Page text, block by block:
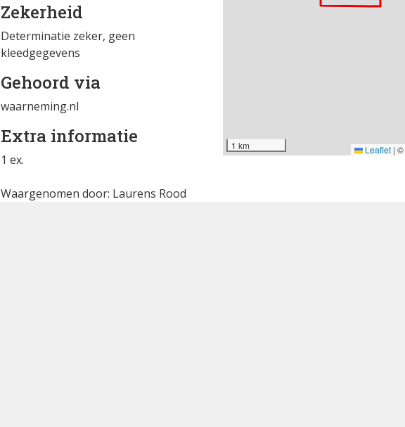
Zekerheid
Determinatie zeker, geen
kleedgegevens
Gehoord via
waarneming.nl
Extra informatie
1 ex.
Waargenomen door: Laurens Rood
1 km Leaflet | ©